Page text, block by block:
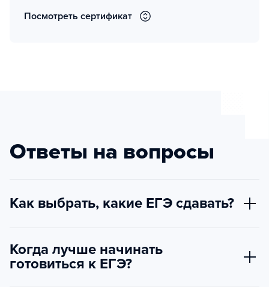
Посмотреть сертификат
Ответы на вопросы
Как выбрать, какие ЕГЭ сдавать?
Когда лучше начинать
готовиться к ЕГЭ?